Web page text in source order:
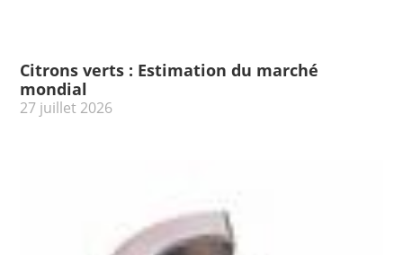
Citrons verts : Estimation du marché
mondial
27 juillet 2026